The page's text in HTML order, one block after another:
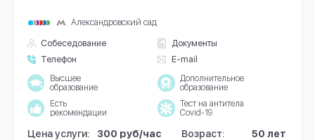
Собеседование
Документы
Телефон
E-mail
Александровский сад
Высшее
образование
Дополнительное
образование
Есть
рекомендации
Тест на антитела
Covid-19
Цена услуги: 300 руб/час Возраст: 50 лет